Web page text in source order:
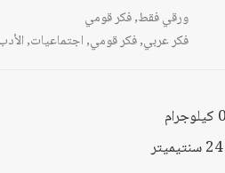
ورقي فقط,فكر قومي
فكر عربي,فكر قومي,اجتماعيات,